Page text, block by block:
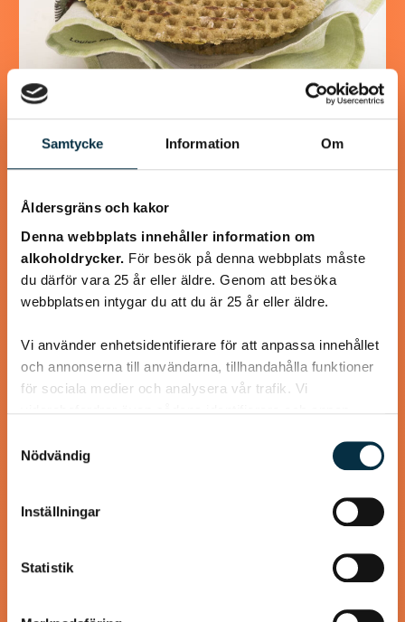
Samtycke Information Om
Åldersgräns och kakor
Denna webbplats innehåller information om
alkoholdrycker. För besök på denna webbplats måste
du därför vara 25 år eller äldre. Genom att besöka
webbplatsen intygar du att du är 25 år eller äldre.
Vi använder enhetsidentifierare för att anpassa innehållet
och annonserna till användarna, tillhandahålla funktioner
för sociala medier och analysera vår trafik. Vi
annons- och analysföretag som vi samarbetar med.
Dessa kan i sin tur kombinera informationen med annan
information som du har tillhandahållit eller som de har
samlat in när du har använt deras tjänster.
Nödvändig
Inställningar
Statistik
Glutenfri stompa
varianten med vete.